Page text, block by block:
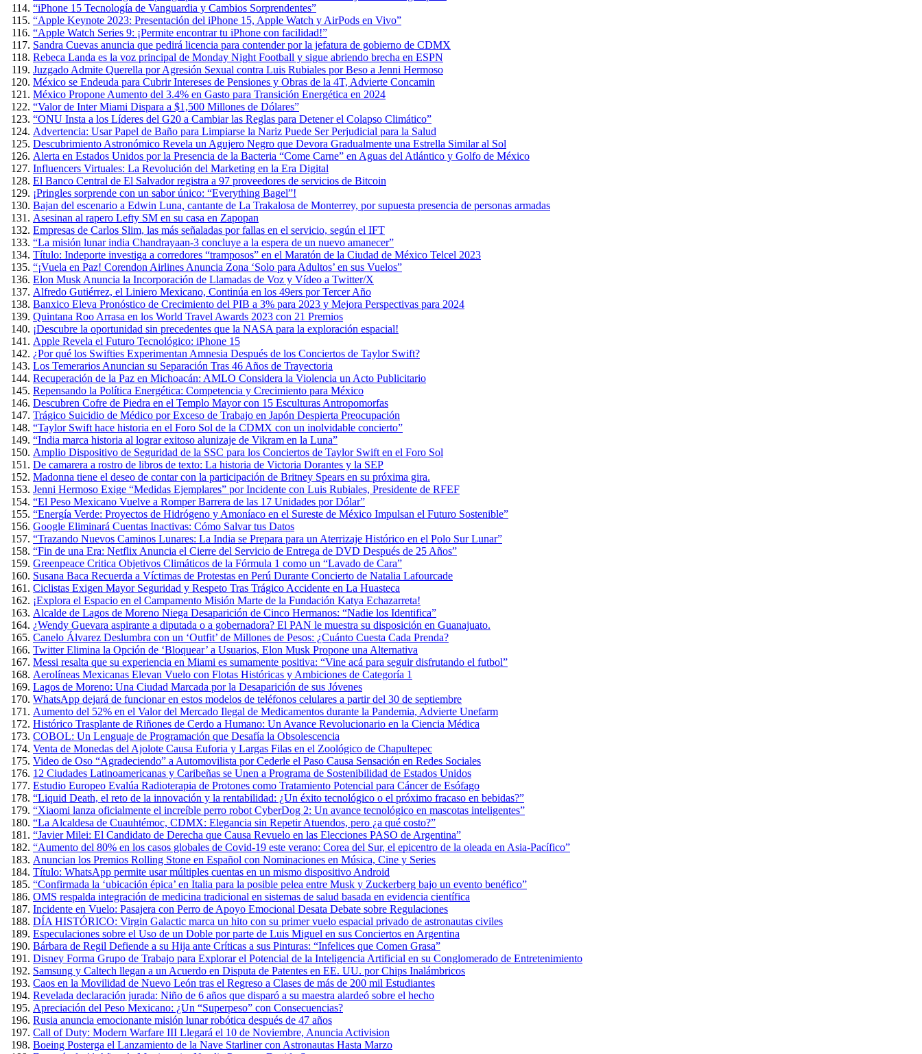
“iPhone 15 Tecnología de Vanguardia y Cambios Sorprendentes”
“Apple Keynote 2023: Presentación del iPhone 15, Apple Watch y AirPods en Vivo”
“Apple Watch Series 9: ¡Permite encontrar tu iPhone con facilidad!”
Sandra Cuevas anuncia que pedirá licencia para contender por la jefatura de gobierno de CDMX
Rebeca Landa es la voz principal de Monday Night Football y sigue abriendo brecha en ESPN
Juzgado Admite Querella por Agresión Sexual contra Luis Rubiales por Beso a Jenni Hermoso
México se Endeuda para Cubrir Intereses de Pensiones y Obras de la 4T, Advierte Concamin
México Propone Aumento del 3.4% en Gasto para Transición Energética en 2024
“Valor de Inter Miami Dispara a $1,500 Millones de Dólares”
“ONU Insta a los Líderes del G20 a Cambiar las Reglas para Detener el Colapso Climático”
Advertencia: Usar Papel de Baño para Limpiarse la Nariz Puede Ser Perjudicial para la Salud
Descubrimiento Astronómico Revela un Agujero Negro que Devora Gradualmente una Estrella Similar al Sol
Alerta en Estados Unidos por la Presencia de la Bacteria “Come Carne” en Aguas del Atlántico y Golfo de México
Influencers Virtuales: La Revolución del Marketing en la Era Digital
El Banco Central de El Salvador registra a 97 proveedores de servicios de Bitcoin
¡Pringles sorprende con un sabor único: “Everything Bagel”!
Bajan del escenario a Edwin Luna, cantante de La Trakalosa de Monterrey, por supuesta presencia de personas armadas
Asesinan al rapero Lefty SM en su casa en Zapopan
Empresas de Carlos Slim, las más señaladas por fallas en el servicio, según el IFT
“La misión lunar india Chandrayaan-3 concluye a la espera de un nuevo amanecer”
Título: Indeporte investiga a corredores “tramposos” en el Maratón de la Ciudad de México Telcel 2023
“¡Vuela en Paz! Corendon Airlines Anuncia Zona ‘Solo para Adultos’ en sus Vuelos”
Elon Musk Anuncia la Incorporación de Llamadas de Voz y Vídeo a Twitter/X
Alfredo Gutiérrez, el Liniero Mexicano, Continúa en los 49ers por Tercer Año
Banxico Eleva Pronóstico de Crecimiento del PIB a 3% para 2023 y Mejora Perspectivas para 2024
Quintana Roo Arrasa en los World Travel Awards 2023 con 21 Premios
¡Descubre la oportunidad sin precedentes que la NASA para la exploración espacial!
Apple Revela el Futuro Tecnológico: iPhone 15
¿Por qué los Swifties Experimentan Amnesia Después de los Conciertos de Taylor Swift?
Los Temerarios Anuncian su Separación Tras 46 Años de Trayectoria
Recuperación de la Paz en Michoacán: AMLO Considera la Violencia un Acto Publicitario
Repensando la Política Energética: Competencia y Crecimiento para México
Descubren Cofre de Piedra en el Templo Mayor con 15 Esculturas Antropomorfas
Trágico Suicidio de Médico por Exceso de Trabajo en Japón Despierta Preocupación
“Taylor Swift hace historia en el Foro Sol de la CDMX con un inolvidable concierto”
“India marca historia al lograr exitoso alunizaje de Vikram en la Luna”
Amplio Dispositivo de Seguridad de la SSC para los Conciertos de Taylor Swift en el Foro Sol
De camarera a rostro de libros de texto: La historia de Victoria Dorantes y la SEP
Madonna tiene el deseo de contar con la participación de Britney Spears en su próxima gira.
Jenni Hermoso Exige “Medidas Ejemplares” por Incidente con Luis Rubiales, Presidente de RFEF
“El Peso Mexicano Vuelve a Romper Barrera de las 17 Unidades por Dólar”
“Energía Verde: Proyectos de Hidrógeno y Amoníaco en el Sureste de México Impulsan el Futuro Sostenible”
Google Eliminará Cuentas Inactivas: Cómo Salvar tus Datos
“Trazando Nuevos Caminos Lunares: La India se Prepara para un Aterrizaje Histórico en el Polo Sur Lunar”
“Fin de una Era: Netflix Anuncia el Cierre del Servicio de Entrega de DVD Después de 25 Años”
Greenpeace Critica Objetivos Climáticos de la Fórmula 1 como un “Lavado de Cara”
Susana Baca Recuerda a Víctimas de Protestas en Perú Durante Concierto de Natalia Lafourcade
Ciclistas Exigen Mayor Seguridad y Respeto Tras Trágico Accidente en La Huasteca
¡Explora el Espacio en el Campamento Misión Marte de la Fundación Katya Echazarreta!
Alcalde de Lagos de Moreno Niega Desaparición de Cinco Hermanos: “Nadie los Identifica”
¿Wendy Guevara aspirante a diputada o a gobernadora? El PAN le muestra su disposición en Guanajuato.
Canelo Álvarez Deslumbra con un ‘Outfit’ de Millones de Pesos: ¿Cuánto Cuesta Cada Prenda?
Twitter Elimina la Opción de ‘Bloquear’ a Usuarios, Elon Musk Propone una Alternativa
Messi resalta que su experiencia en Miami es sumamente positiva: “Vine acá para seguir disfrutando el futbol”
Aerolíneas Mexicanas Elevan Vuelo con Flotas Históricas y Ambiciones de Categoría 1
Lagos de Moreno: Una Ciudad Marcada por la Desaparición de sus Jóvenes
WhatsApp dejará de funcionar en estos modelos de teléfonos celulares a partir del 30 de septiembre
Aumento del 52% en el Valor del Mercado Ilegal de Medicamentos durante la Pandemia, Advierte Unefarm
Histórico Trasplante de Riñones de Cerdo a Humano: Un Avance Revolucionario en la Ciencia Médica
COBOL: Un Lenguaje de Programación que Desafía la Obsolescencia
Venta de Monedas del Ajolote Causa Euforia y Largas Filas en el Zoológico de Chapultepec
Video de Oso “Agradeciendo” a Automovilista por Cederle el Paso Causa Sensación en Redes Sociales
12 Ciudades Latinoamericanas y Caribeñas se Unen a Programa de Sostenibilidad de Estados Unidos
Estudio Europeo Evalúa Radioterapia de Protones como Tratamiento Potencial para Cáncer de Esófago
“Liquid Death, el reto de la innovación y la rentabilidad: ¿Un éxito tecnológico o el próximo fracaso en bebidas?”
“Xiaomi lanza oficialmente el increíble perro robot CyberDog 2: Un avance tecnológico en mascotas inteligentes”
“La Alcaldesa de Cuauhtémoc, CDMX: Elegancia sin Repetir Atuendos, pero ¿a qué costo?”
“Javier Milei: El Candidato de Derecha que Causa Revuelo en las Elecciones PASO de Argentina”
“Aumento del 80% en los casos globales de Covid-19 este verano: Corea del Sur, el epicentro de la oleada en Asia-Pacífico”
Anuncian los Premios Rolling Stone en Español con Nominaciones en Música, Cine y Series
Título: WhatsApp permite usar múltiples cuentas en un mismo dispositivo Android
“Confirmada la ‘ubicación épica’ en Italia para la posible pelea entre Musk y Zuckerberg bajo un evento benéfico”
OMS respalda integración de medicina tradicional en sistemas de salud basada en evidencia científica
Incidente en Vuelo: Pasajera con Perro de Apoyo Emocional Desata Debate sobre Regulaciones
DÍA HISTÓRICO: Virgin Galactic marca un hito con su primer vuelo espacial privado de astronautas civiles
Especulaciones sobre el Uso de un Doble por parte de Luis Miguel en sus Conciertos en Argentina
Bárbara de Regil Defiende a su Hija ante Críticas a sus Pinturas: “Infelices que Comen Grasa”
Disney Forma Grupo de Trabajo para Explorar el Potencial de la Inteligencia Artificial en su Conglomerado de Entretenimiento
Samsung y Caltech llegan a un Acuerdo en Disputa de Patentes en EE. UU. por Chips Inalámbricos
Caos en la Movilidad de Nuevo León tras el Regreso a Clases de más de 200 mil Estudiantes
Revelada declaración jurada: Niño de 6 años que disparó a su maestra alardeó sobre el hecho
Apreciación del Peso Mexicano: ¿Un “Superpeso” con Consecuencias?
Rusia anuncia emocionante misión lunar robótica después de 47 años
Call of Duty: Modern Warfare III Llegará el 10 de Noviembre, Anuncia Activision
Boeing Posterga el Lanzamiento de la Nave Starliner con Astronautas Hasta Marzo